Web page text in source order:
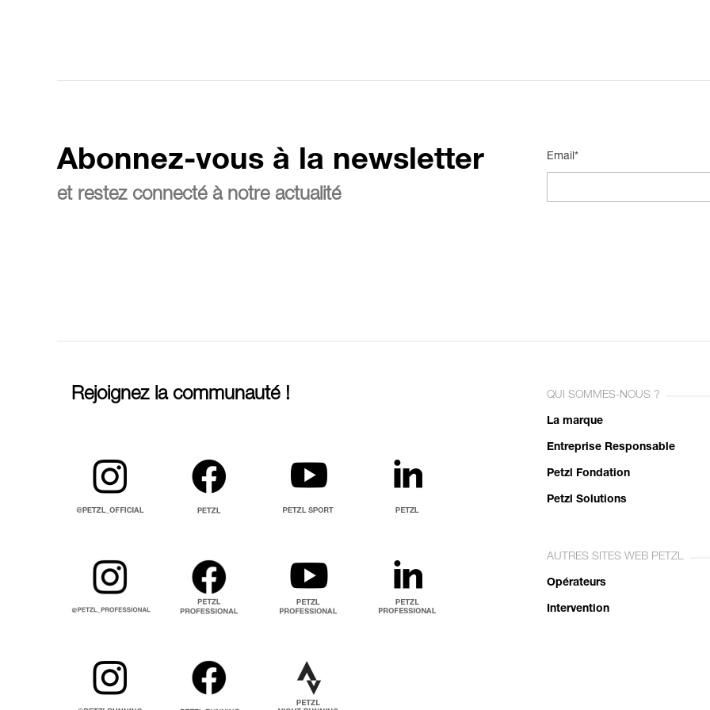
Abonnez-vous à la newsletter
et restez connecté à notre actualité
Email*
Rejoignez la communauté ! QUI SOMMES-NOUS ?
La marque
Entreprise Responsable
Petzl Fondation
Petzl Solutions
AUTRES SITES WEB PETZL
Opérateurs
Intervention